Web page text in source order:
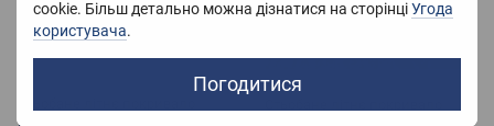
cookie. Більш детально можна дізнатися на сторінціУгода
користувача.
Погодитися